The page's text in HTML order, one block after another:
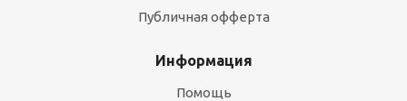
Публичная офферта
Информация
Помощь